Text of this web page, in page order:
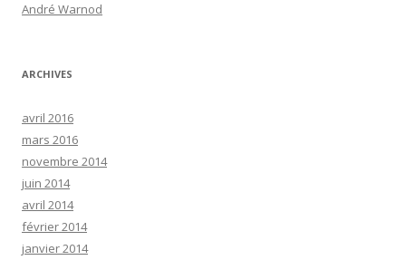
André Warnod
ARCHIVES
avril 2016
mars 2016
novembre 2014
juin 2014
avril 2014
février 2014
janvier 2014